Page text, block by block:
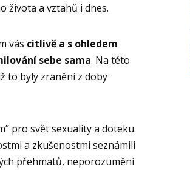
života a vztahů i dnes.
vás citlivě a s ohledem
sebe sama. Na této
to byly zranění z doby
pro svět sexuality a doteku.
a zkušenostmi seznámili
přehmatů, neporozumění